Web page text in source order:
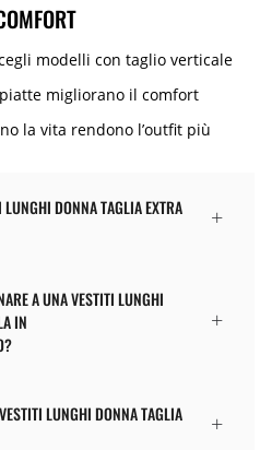
modelli con taglio verticale
migliorano il comfort
la vita rendono l’outfit più
DONNA TAGLIA EXTRA
A UNA VESTITI LUNGHI
IN
LUNGHI DONNA TAGLIA